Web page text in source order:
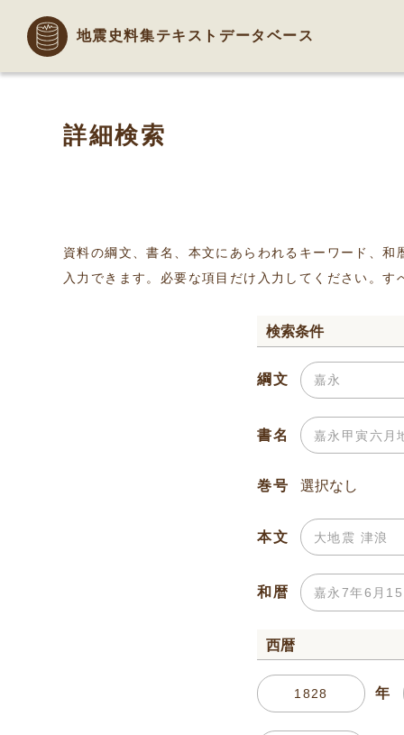
地震史料集テキストデータベース
詳細検索
資料の綱文、書名、本文にあらわれるキーワード、
入力できます。必要な項目だけ入力してください。
検索条件
綱文
書名
巻号
本文
和暦
西暦
年